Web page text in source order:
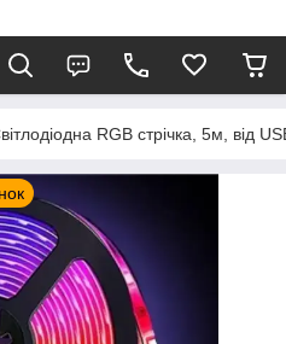
RGB стрічка, 5м, від